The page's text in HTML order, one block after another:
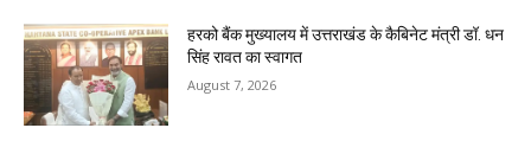
हरको बैंक मुख्यालय में उत्तराखंड के कैबिनेट मंत्री डॉ. धन
सिंह रावत का स्वागत
August 7, 2026